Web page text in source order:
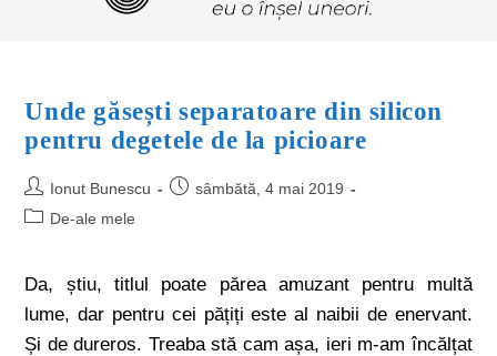
Unde găsești separatoare din silicon
pentru degetele de la picioare
Ionut Bunescu
sâmbătă, 4 mai 2019
De-ale mele
Da, știu, titlul poate părea amuzant pentru multă
lume, dar pentru cei pățiți este al naibii de enervant.
Și de dureros. Treaba stă cam așa, ieri m-am încălțat